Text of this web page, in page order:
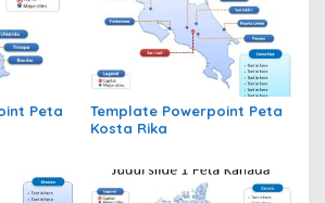
Peta
Template Powerpoint Peta
Kosta Rika